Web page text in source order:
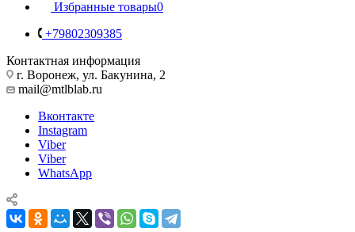
Избранные товары0
+79802309385
Контактная информация
г. Воронеж, ул. Бакунина, 2
mail@mtlblab.ru
Вконтакте
Instagram
Viber
Viber
WhatsApp